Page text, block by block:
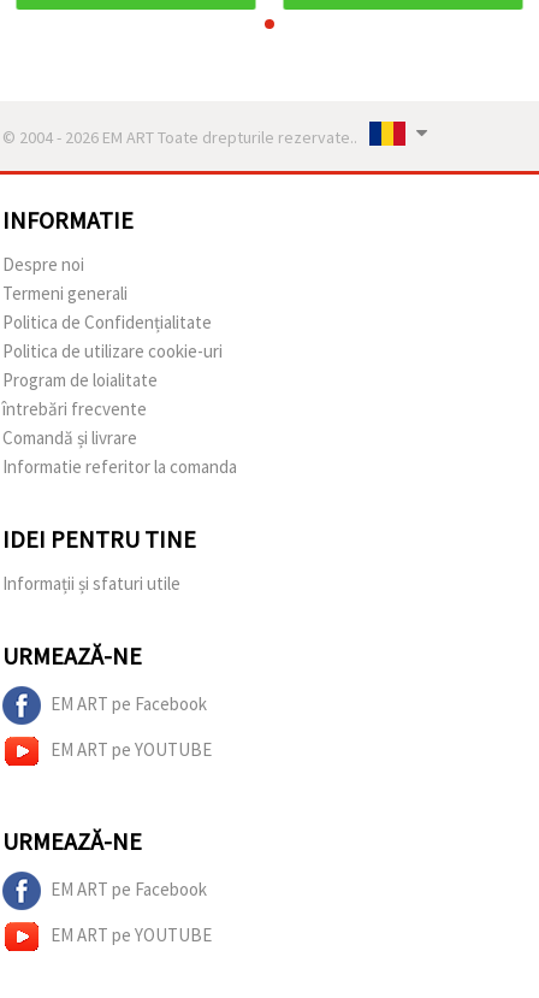
© 2004 - 2026 EM ART Toate drepturile rezervate..
INFORMATIE
Despre noi
Termeni generali
Politica de Confidențialitate
Politica de utilizare cookie-uri
Program de loialitate
întrebări frecvente
Comandă și livrare
Informatie referitor la comanda
IDEI PENTRU TINE
Informații și sfaturi utile
URMEAZĂ-NE
EM ART pe Facebook
EM ART pe YOUTUBE
URMEAZĂ-NE
EM ART pe Facebook
EM ART pe YOUTUBE